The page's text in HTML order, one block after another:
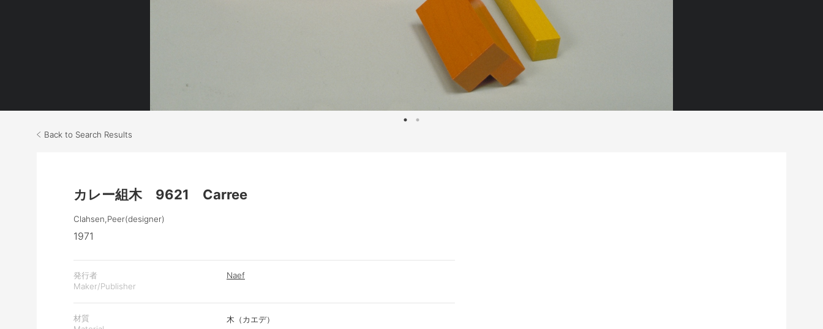
Back to Search Results
カレー組木 9621 Carree
Clahsen,Peer(designer)
1971
発行者
Maker/Publisher
Naef
材質
木（カエデ）